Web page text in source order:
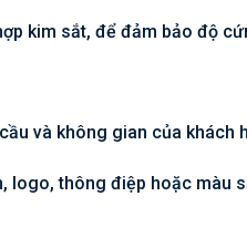
kim sắt, để đảm bảo độ
và không gian của khách
logo, thông điệp hoặc màu